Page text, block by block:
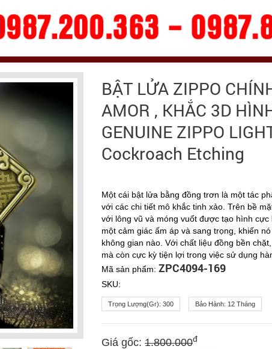
BẬT LỬA ZIPPO
AMOR , KHẮC 3D
GENUINE ZIPPO
Cockroach Etching
Một cái bật lửa bằng đồng trơn là một tác
với các chi tiết mô khắc tinh xảo. Trên bề
với lông vũ và móng vuốt được tạo hình
một cảm giác ấm áp và sang trọng, khiến
không gian nào. Với chất liệu đồng bền
mà còn cực kỳ tiện lợi trong việc sử dụng
Mã sản phẩm:ZPC4094-169
SKU:
Trọng Lượng(gr):300 Bảo Hành: 12 Tháng
Giá gốc: 1.800.000đ